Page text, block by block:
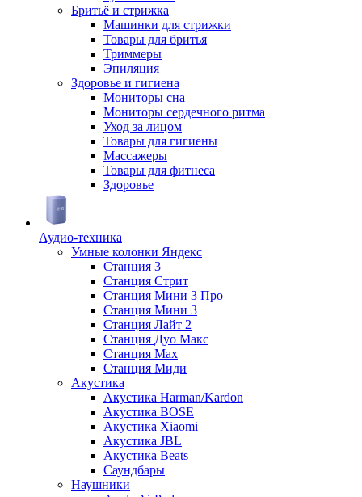
Бритьё и стрижка
Машинки для стрижки
Товары для бритья
Триммеры
Эпиляция
Здоровье и гигиена
Мониторы сна
Мониторы сердечного ритма
Уход за лицом
Товары для гигиены
Массажеры
Товары для фитнеса
Здоровье
Аудио-техника
Умные колонки Яндекс
Станция 3
Станция Стрит
Станция Мини 3 Про
Станция Мини 3
Станция Лайт 2
Станция Дуо Макс
Станция Max
Станция Миди
Акустика
Акустика Harman/Kardon
Акустика BOSE
Акустика Xiaomi
Акустика JBL
Акустика Beats
Саундбары
Наушники